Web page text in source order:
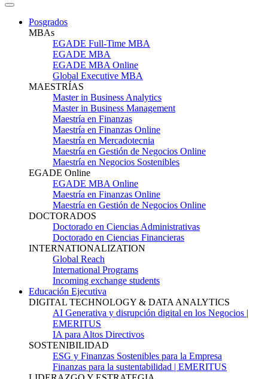
Posgrados
MBAs
EGADE Full-Time MBA
EGADE MBA
EGADE MBA Online
Global Executive MBA
MAESTRÍAS
Master in Business Analytics
Master in Business Management
Maestría en Finanzas
Maestría en Finanzas Online
Maestría en Mercadotecnia
Maestría en Gestión de Negocios Online
Maestría en Negocios Sostenibles
EGADE Online
EGADE MBA Online
Maestría en Finanzas Online
Maestría en Gestión de Negocios Online
DOCTORADOS
Doctorado en Ciencias Administrativas
Doctorado en Ciencias Financieras
INTERNATIONALIZATION
Global Reach
International Programs
Incoming exchange students
Educación Ejecutiva
DIGITAL TECHNOLOGY & DATA ANALYTICS
AI Generativa y disrupción digital en los Negocios |
EMERITUS
IA para Altos Directivos
SOSTENIBILIDAD
ESG y Finanzas Sostenibles para la Empresa
Finanzas para la sustentabilidad | EMERITUS